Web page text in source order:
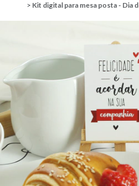
> Kit digital para mesa posta - Dia